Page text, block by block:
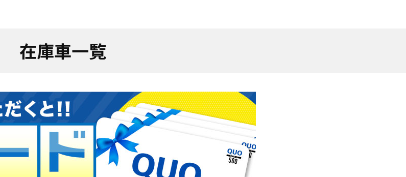
在庫車一覧